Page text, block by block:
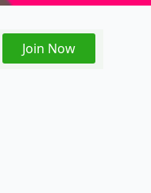
Join Now